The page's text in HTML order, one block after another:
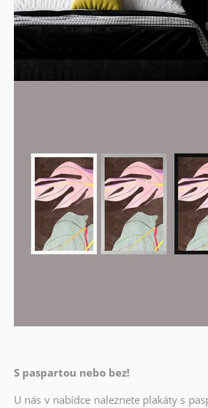
S paspartou nebo bez!
U nás v nabídce naleznete plakáty s